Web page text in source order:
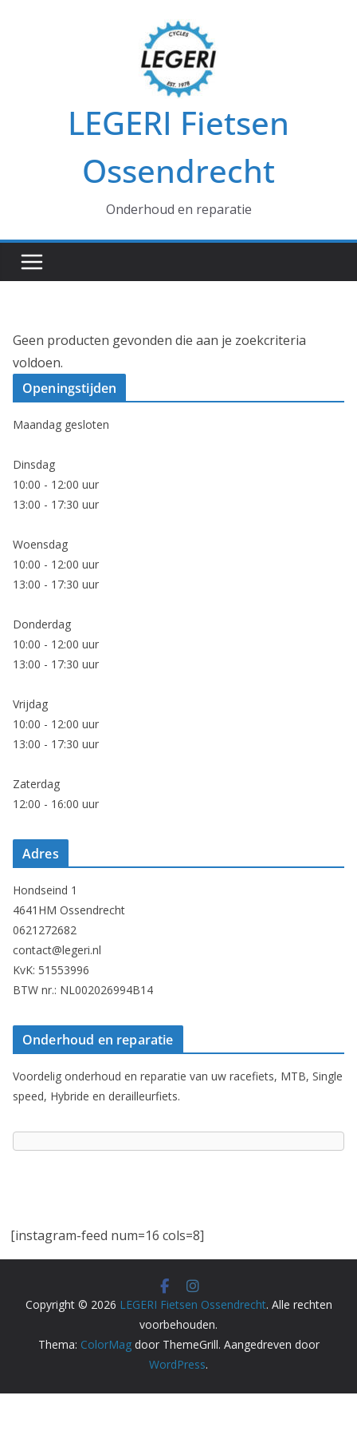
LEGERI Fietsen
Ossendrecht
Onderhoud en reparatie
Geen producten gevonden die aan je zoekcriteria
voldoen.
Openingstijden
Maandag gesloten
Dinsdag
10:00 - 12:00 uur
13:00 - 17:30 uur
Woensdag
10:00 - 12:00 uur
13:00 - 17:30 uur
Donderdag
10:00 - 12:00 uur
13:00 - 17:30 uur
Vrijdag
10:00 - 12:00 uur
13:00 - 17:30 uur
Zaterdag
12:00 - 16:00 uur
Adres
Hondseind 1
4641HM Ossendrecht
0621272682
contact@legeri.nl
KvK: 51553996
BTW nr.: NL002026994B14
Onderhoud en reparatie
Voordelig onderhoud en reparatie van uw racefiets, MTB, Single
speed, Hybride en derailleurfiets.
[instagram-feed num=16 cols=8]
Copyright © 2026 LEGERI Fietsen Ossendrecht. Alle rechten
voorbehouden.
Thema: ColorMagdoor ThemeGrill. Aangedreven door
WordPress.